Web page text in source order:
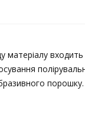
матеріалу
порошку.